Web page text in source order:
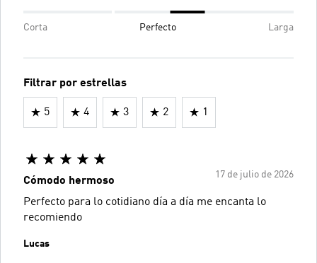
Corta Perfecto Larga
Filtrar por estrellas
5 4 3 2 1
17 de julio de 2026
Cómodo hermoso
Perfecto para lo cotidiano día a día me encanta lo
recomiendo
Lucas